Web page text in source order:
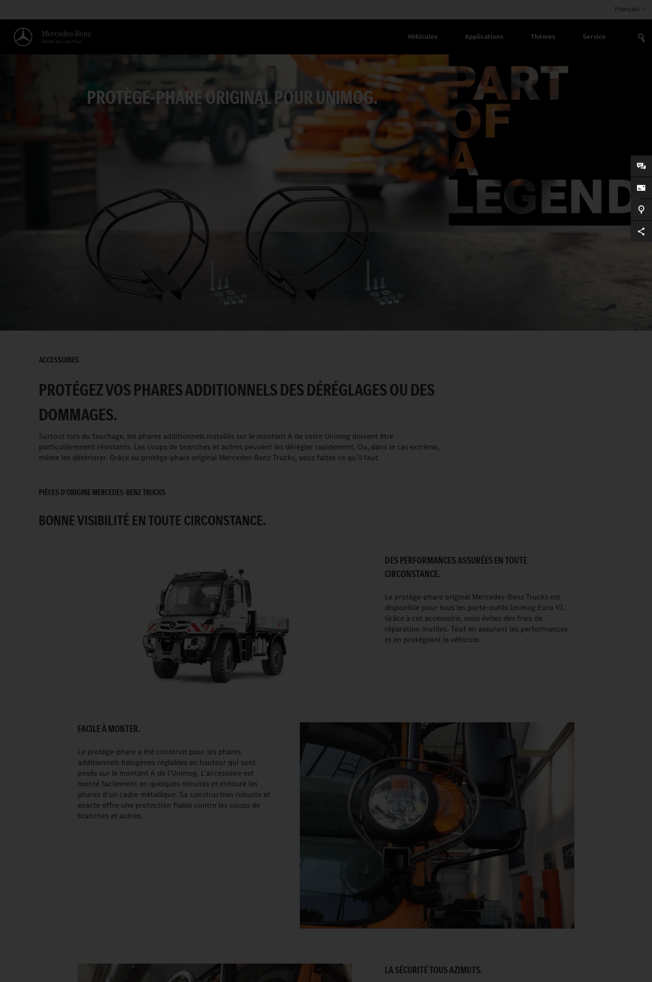
Français
Véhicules Applications Thèmes Service
PROTÈGE-PHARE ORIGINAL POUR UNIMOG.
ACCESSOIRES
PROTÉGEZ VOS PHARES ADDITIONNELS DES DÉRÉGLAGES OU DES
DOMMAGES.
Surtout lors du fauchage, les phares additionnels installés sur le montant A de votre Unimog doivent être
particulièrement résistants. Les coups de branches et autres peuvent les dérégler rapidement. Ou, dans le cas extrême,
même les détériorer. Grâce au protège-phare original Mercedes-Benz Trucks, vous faites ce qu'il faut.
PIÈCES D’ORIGINE MERCEDES-BENZ TRUCKS
BONNE VISIBILITÉ EN TOUTE CIRCONSTANCE.
DES PERFORMANCES ASSURÉES EN TOUTE
CIRCONSTANCE.
Le protège-phare original Mercedes-Benz Trucks est
disponible pour tous les porte-outils Unimog Euro VI.
Grâce à cet accessoire, vous évitez des frais de
réparation inutiles. Tout en assurant les performances
et en protégeant le véhicule.
FACILE À MONTER.
Le protège-phare a été construit pour les phares
additionnels halogènes réglables en hauteur qui sont
posés sur le montant A de l'Unimog. L'accessoire est
monté facilement en quelques minutes et entoure les
phares d'un cadre métallique. Sa construction robuste et
exacte offre une protection fiable contre les coups de
branches et autres.
LA SÉCURITÉ TOUS AZIMUTS.